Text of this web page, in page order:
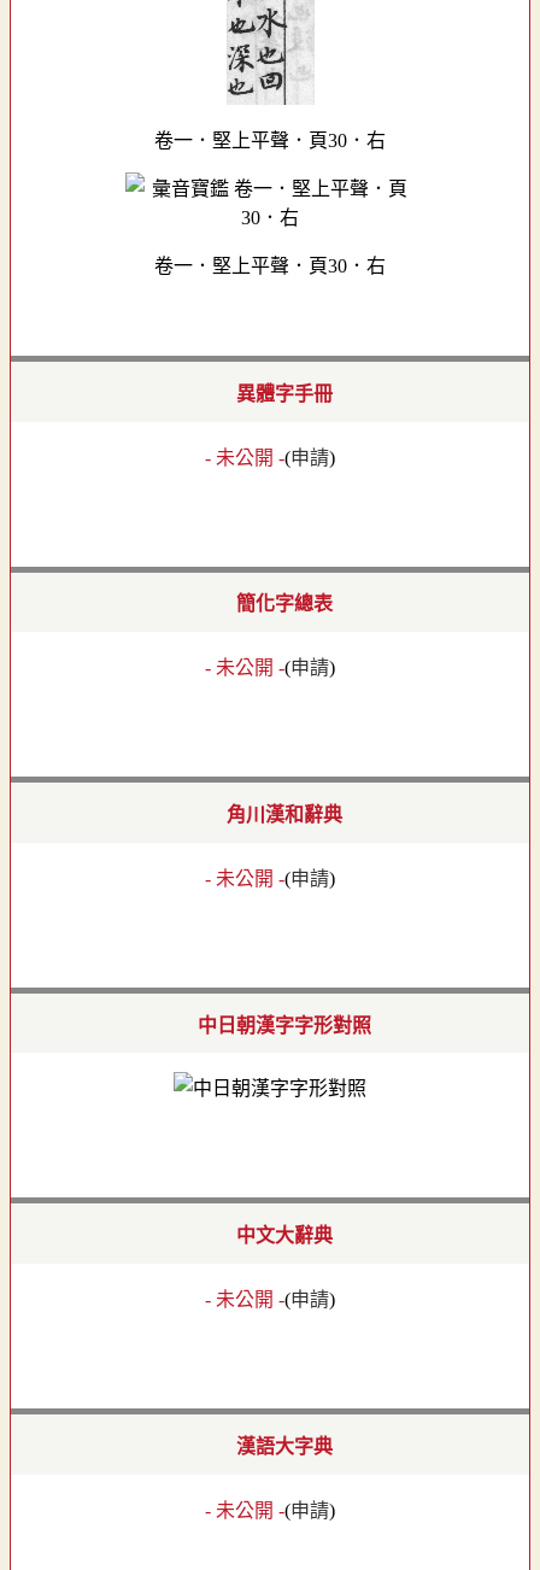
卷一．堅上平聲．頁30．右
卷一．堅上平聲．頁30．右
異體字手冊
- 未公開 -(申請)
簡化字總表
- 未公開 -(申請)
角川漢和辭典
- 未公開 -(申請)
中日朝漢字字形對照
中文大辭典
- 未公開 -(申請)
漢語大字典
- 未公開 -(申請)